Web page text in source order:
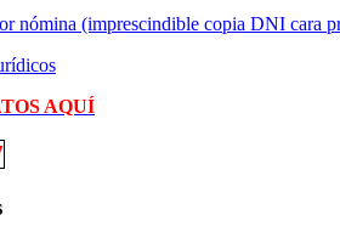
nómina (imprescindible copia DNI cara
AQUÍ